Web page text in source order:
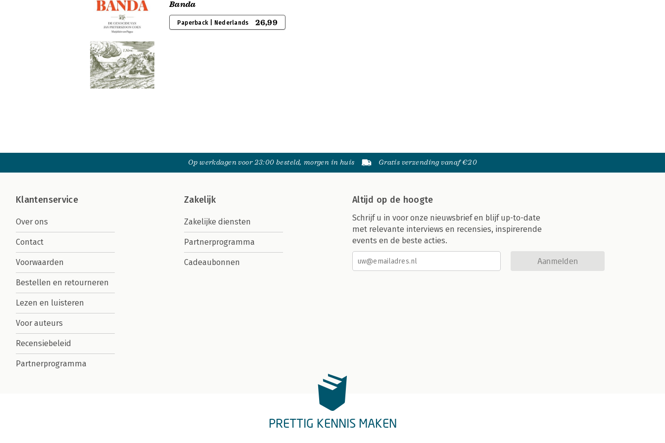
Banda
Paperback | Nederlands 26,99
Op werkdagen voor 23:00 besteld, morgen in huis Gratis verzending vanaf €20
Klantenservice
Over ons
Contact
Voorwaarden
Bestellen en retourneren
Lezen en luisteren
Voor auteurs
Recensiebeleid
Partnerprogramma
Zakelijk
Zakelijke diensten
Partnerprogramma
Cadeaubonnen
Altijd op de hoogte
Schrijf u in voor onze nieuwsbrief en blijf up-to-date
met relevante interviews en recensies, inspirerende
events en de beste acties.
Aanmelden
PRETTIG KENNIS MAKEN